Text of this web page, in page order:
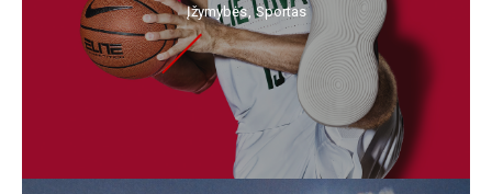
Įžymybės Sportas